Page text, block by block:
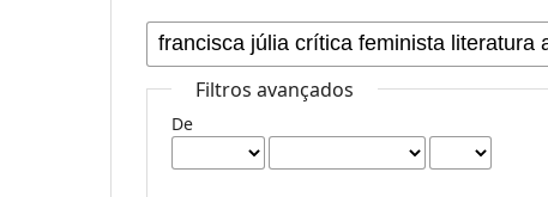
Filtros avançados
De